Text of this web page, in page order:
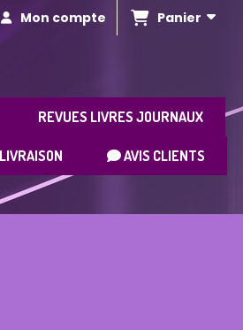
Mon compte Panier
REVUES LIVRES JOURNAUX
LIVRAISON AVIS CLIENTS